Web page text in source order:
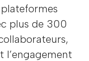
plus de 300
l’engagement